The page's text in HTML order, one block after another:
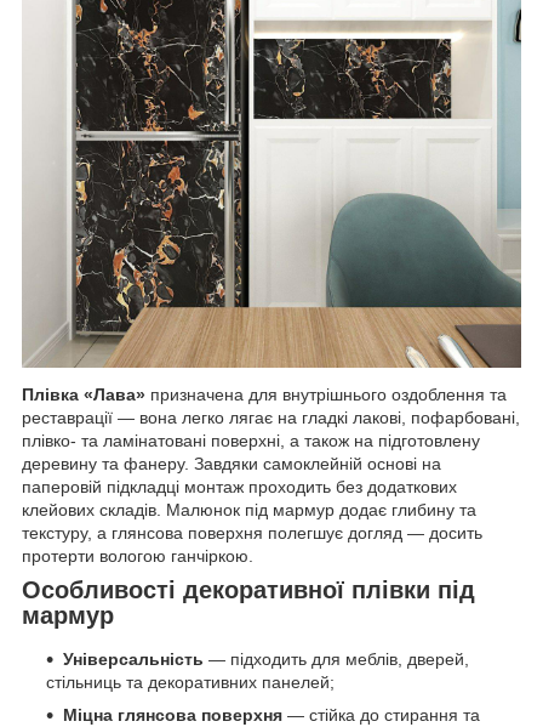
Плівка «Лава» призначена для внутрішнього оздоблення та
реставрації — вона легко лягає на гладкі лакові, пофарбовані,
плівко- та ламінатовані поверхні, а також на підготовлену
деревину та фанеру. Завдяки самоклейній основі на
паперовій підкладці монтаж проходить без додаткових
клейових складів. Малюнок під мармур додає глибину та
текстуру, а глянсова поверхня полегшує догляд — досить
протерти вологою ганчіркою.
Особливості декоративної плівки під
мармур
Універсальність — підходить для меблів, дверей,
стільниць та декоративних панелей;
Міцна глянсова поверхня — стійка до стирання та